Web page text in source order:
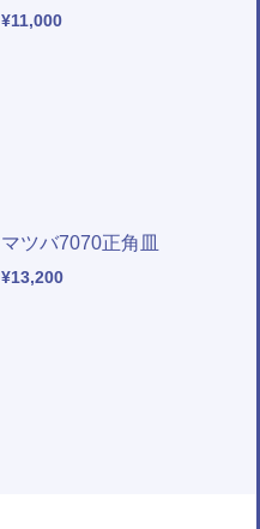
¥11,000
マツバ7070正角皿
¥13,200